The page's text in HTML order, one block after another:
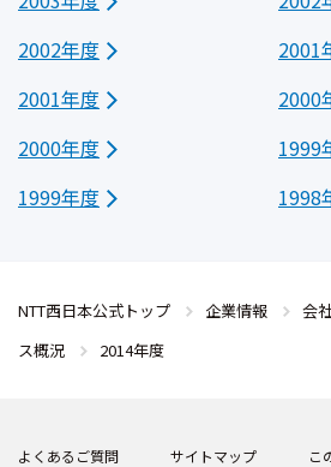
2002年度
2001
2001年度
2000
2000年度
1999
1999年度
1998
NTT西日本公式トップ 企業情報 会
ス概況
2014年度
よくあるご質問 サイトマップ こ